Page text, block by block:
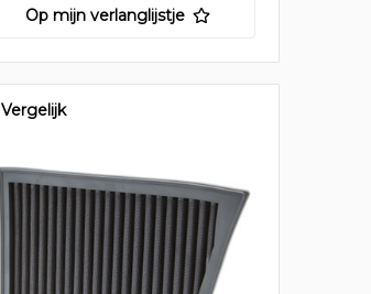
Op mijn verlanglijstje
Vergelijk